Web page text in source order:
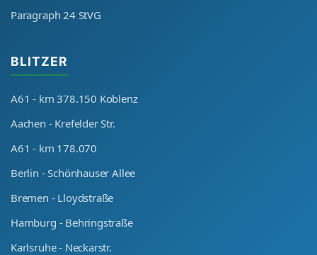
Paragraph 24 StVG
BLITZER
A61 - km 378.150 Koblenz
Aachen - Krefelder Str.
A61 - km 178.070
Berlin - Schönhauser Allee
Bremen - Lloydstraße
Hamburg - Behringstraße
Karlsruhe - Neckarstr.